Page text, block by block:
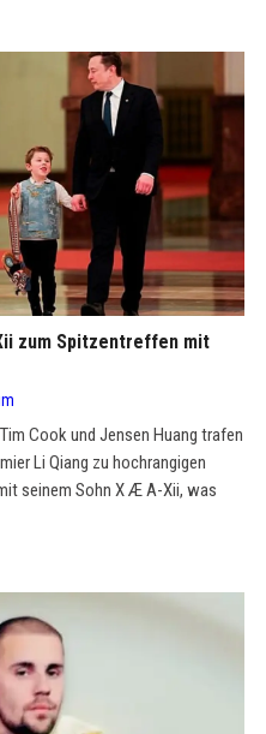
zum Spitzentreffen mit
Cook und Jensen Huang trafen
Li Qiang zu hochrangigen
seinem Sohn X Æ A-Xii, was